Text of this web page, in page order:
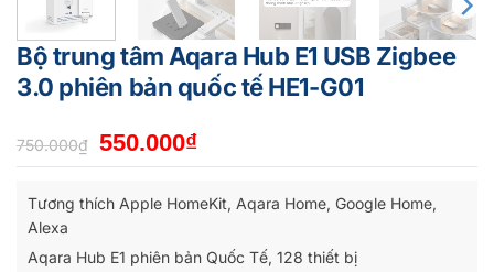
Bộ trung tâm Aqara Hub E1 USB Zigbee
3.0 phiên bản quốc tế HE1-G01
750.000₫
Giá
gốc
là:
550.000₫Giá
hiện
tại
550.000₫.
Tương thích Apple HomeKit, Aqara Home, Google Home,
Alexa
Aqara Hub E1 phiên bản Quốc Tế, 128 thiết bị